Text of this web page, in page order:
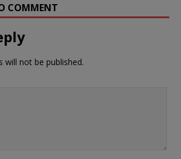
COMMENT
will not be published.